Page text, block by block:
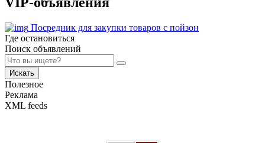
Посредник для закупки товаров с пойзон
Где остановиться
Поиск объявлений
Искать
Полезное
Реклама
XML feeds